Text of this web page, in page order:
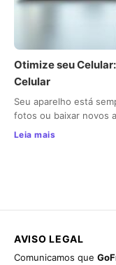
Otimize seu
Celular
Seu aparelho está
fotos ou baixar novos
Leia mais
AVISO LEGAL
Comunicamos que